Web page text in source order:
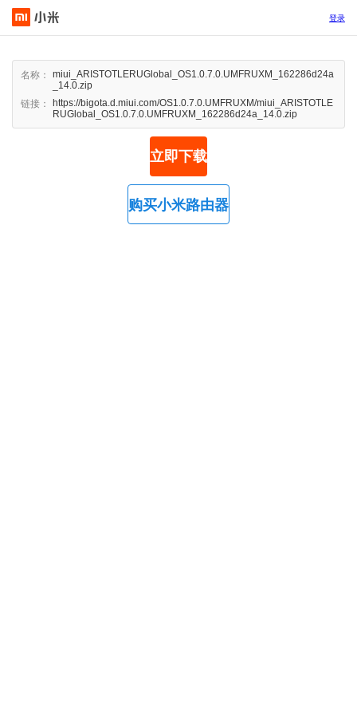
登录
名称：
miui_ARISTOTLERUGlobal_OS1.0.7.0.UMFRUXM_162286d24a
_14.0.zip
链接：
https://bigota.d.miui.com/OS1.0.7.0.UMFRUXM/miui_ARISTOTLE
RUGlobal_OS1.0.7.0.UMFRUXM_162286d24a_14.0.zip
立即下载
购买小米路由器